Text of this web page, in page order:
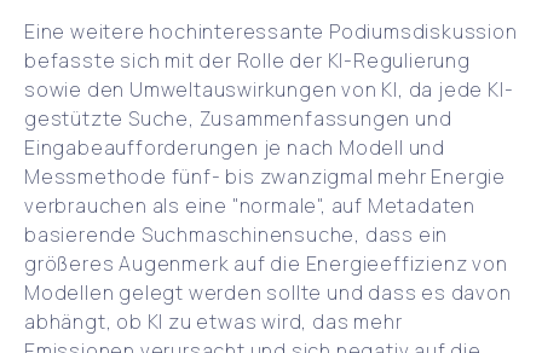
Eine weitere hochinteressante Podiumsdiskussion
befasste sich mit der Rolle der KI-Regulierung
sowie den Umweltauswirkungen von KI, da jede KI-
gestützte Suche, Zusammenfassungen und
Eingabeaufforderungen je nach Modell und
Messmethode fünf- bis zwanzigmal mehr Energie
verbrauchen als eine "normale", auf Metadaten
basierende Suchmaschinensuche, dass ein
größeres Augenmerk auf die Energieeffizienz von
Modellen gelegt werden sollte und dass es davon
abhängt, ob KI zu etwas wird, das mehr